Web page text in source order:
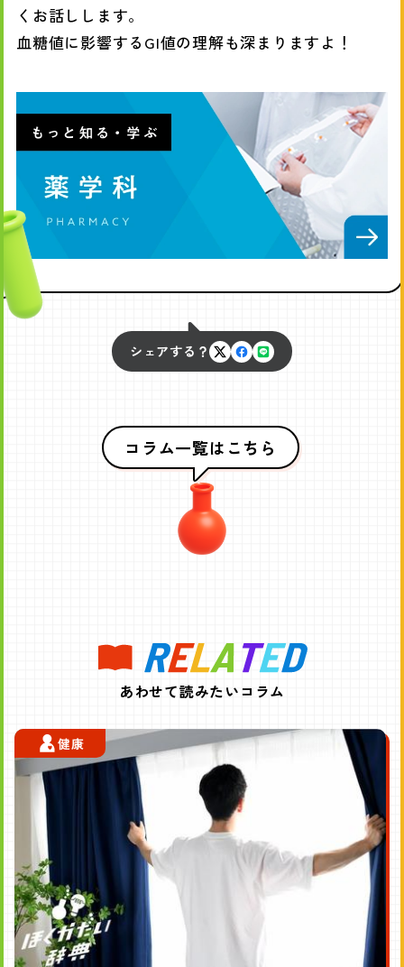
くお話しします。
血糖値に影響するGI値の理解も深まりますよ！
シェアする？ X
ア
る
Facebook
ェ
ア
LINE
ェ
ア
コラム一覧はこちら
あわせて読みたいコラム
健康